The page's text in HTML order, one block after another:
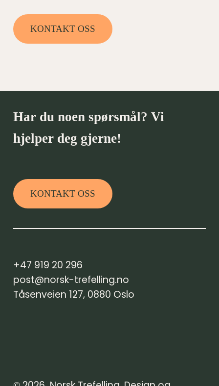
KONTAKT OSS
Har du noen spørsmål? Vi
hjelper deg gjerne!
KONTAKT OSS
+47 919 20 296
post@norsk-trefelling.no
Tåsenveien 127, 0880 Oslo